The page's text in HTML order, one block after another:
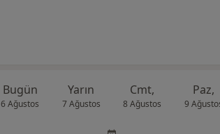
Bugün
6 Ağustos
Yarın
7 Ağustos
Cmt,
8 Ağustos
Paz,
9